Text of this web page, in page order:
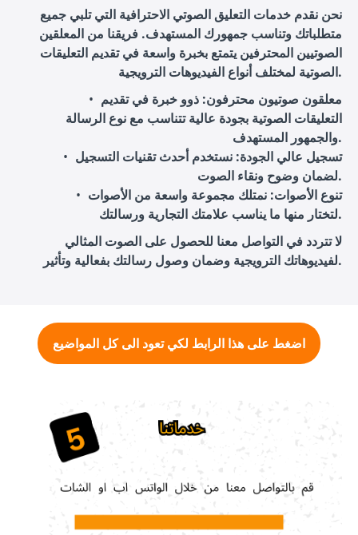
نحن نقدم خدمات التعليق الصوتي الاحترافية التي تلبي جميع
متطلباتك وتناسب جمهورك المستهدف. فريقنا من المعلقين
الصوتيين المحترفين يتمتع بخبرة واسعة في تقديم التعليقات
الصوتية لمختلف أنواع الفيديوهات الترويجية.
معلقون صوتيون محترفون: ذوو خبرة في تقديم
التعليقات الصوتية بجودة عالية تتناسب مع نوع الرسالة
والجمهور المستهدف.
تسجيل عالي الجودة: نستخدم أحدث تقنيات التسجيل
لضمان وضوح ونقاء الصوت.
تنوع الأصوات: نمتلك مجموعة واسعة من الأصوات
لتختار منها ما يناسب علامتك التجارية ورسالتك.
لا تتردد في التواصل معنا للحصول على الصوت المثالي
لفيديوهاتك الترويجية وضمان وصول رسالتك بفعالية وتأثير.
اضغط على هذا الرابط لكي تعود الى كل المواضيع